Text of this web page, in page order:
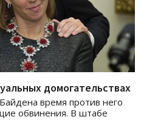
домогательствах
время против него
обвинения. В штабе